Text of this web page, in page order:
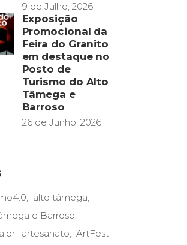
9 de Julho, 2026
Exposição
Promocional da
Feira do Granito
em destaque no
Posto de
Turismo do Alto
Tâmega e
Barroso
26 de Junho, 2026
alto tâmega
e Barroso
artesanato
ArtFest